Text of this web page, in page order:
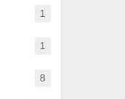
1
1
8